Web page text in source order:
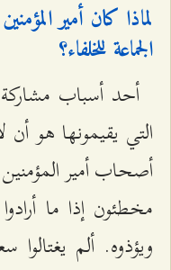
لماذا كان أمير
الجماعة للخلفاء؟
أحد أسباب مشاركة
التي يقيمونها هو
أصحاب أمير
مخطئون إذا ما
ويؤذوه. ألم